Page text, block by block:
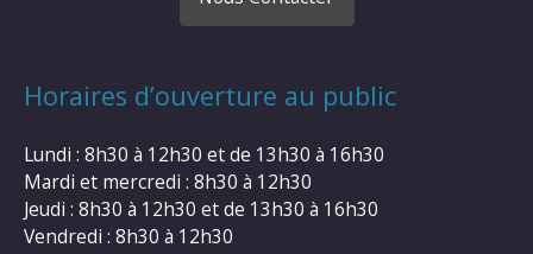
Horaires d’ouverture au public
Lundi : 8h30 à 12h30 et de 13h30 à 16h30
Mardi et mercredi : 8h30 à 12h30
Jeudi : 8h30 à 12h30 et de 13h30 à 16h30
Vendredi : 8h30 à 12h30